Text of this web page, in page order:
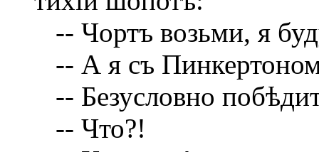
-- Чортъ возьми, я
-- А я съ
-- Безусловно
-- Что?!